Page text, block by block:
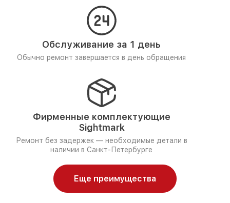
Обслуживание за 1 день
Обычно ремонт завершается в день обращения
Фирменные комплектующие
Sightmark
Ремонт без задержек — необходимые детали в
наличии в Санкт-Петербурге
Еще преимущества